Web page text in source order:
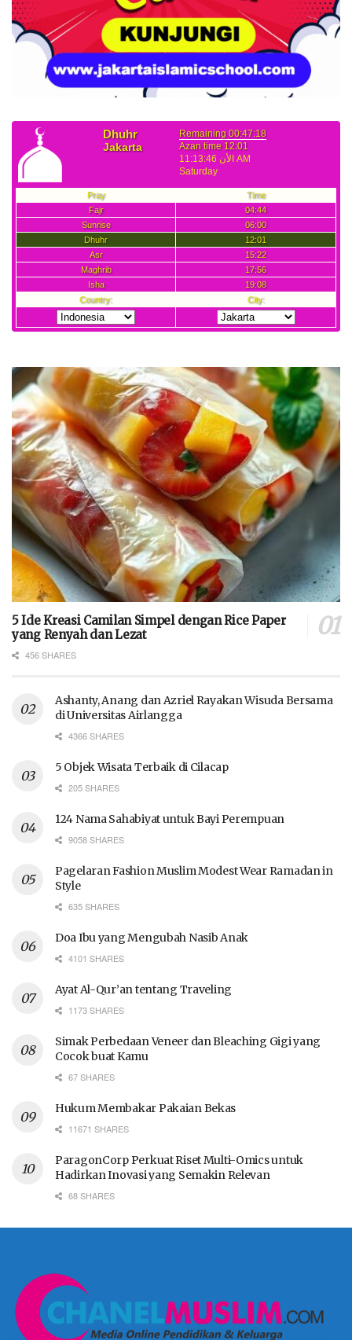
5 Ide Kreasi Camilan Simpel dengan Rice Paper
yang Renyah dan Lezat
456 SHARES
Ashanty, Anang dan Azriel Rayakan Wisuda Bersama
di Universitas Airlangga
4366 SHARES
5 Objek Wisata Terbaik di Cilacap
205 SHARES
124 Nama Sahabiyat untuk Bayi Perempuan
9058 SHARES
Pagelaran Fashion Muslim Modest Wear Ramadan in
Style
635 SHARES
Doa Ibu yang Mengubah Nasib Anak
4101 SHARES
Ayat Al-Qur’an tentang Traveling
1173 SHARES
Simak Perbedaan Veneer dan Bleaching Gigi yang
Cocok buat Kamu
67 SHARES
Hukum Membakar Pakaian Bekas
11671 SHARES
ParagonCorp Perkuat Riset Multi-Omics untuk
Hadirkan Inovasi yang Semakin Relevan
68 SHARES